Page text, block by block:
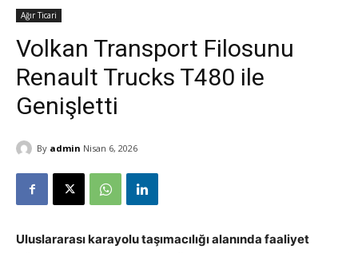
Ağır Ticari
Volkan Transport Filosunu
Renault Trucks T480 ile
Genişletti
By admin Nisan 6, 2026
Uluslararası karayolu taşımacılığı alanında faaliyet